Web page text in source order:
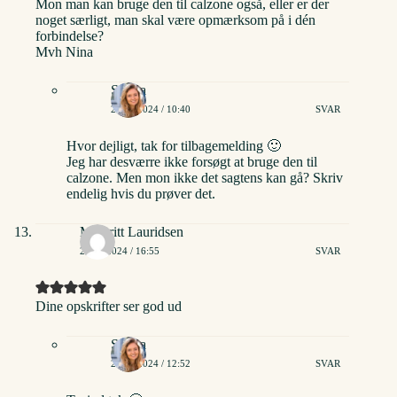
Mon man kan bruge den til calzone også, eller er der
noget særligt, man skal være opmærksom på i dén
forbindelse?
Mvh Nina
Stinna
23/05/2024 / 10:40 SVAR
Hvor dejligt, tak for tilbagemelding 🙂
Jeg har desværre ikke forsøgt at bruge den til
calzone. Men mon ikke det sagtens kan gå? Skriv
endelig hvis du prøver det.
Maibritt Lauridsen
20/06/2024 / 16:55 SVAR
Dine opskrifter ser god ud
Stinna
24/06/2024 / 12:52 SVAR